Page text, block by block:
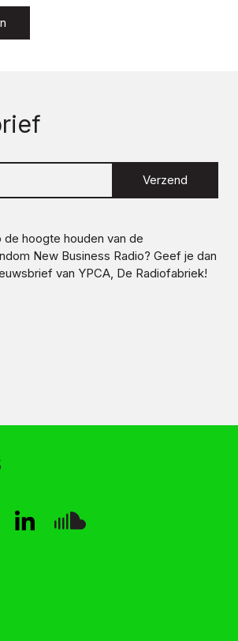
Verzend
de hoogte houden van de
New Business Radio? Geef je dan
van YPCA, De Radiofabriek!